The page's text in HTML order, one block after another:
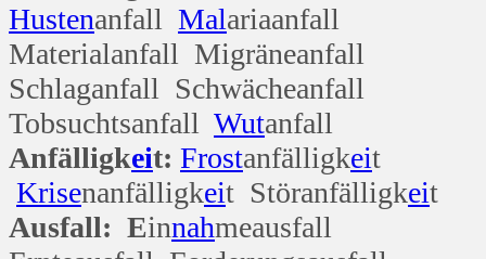
Hustenanfall Malariaanfall
Materialanfall Migräneanfall
Schlaganfall Schwächeanfall
Tobsuchtsanfall Wutanfall
Anfälligkeit: Frostanfälligkeit
Krisenanfälligkeit Störanfälligkeit
Ausfall: Einnahmeausfall